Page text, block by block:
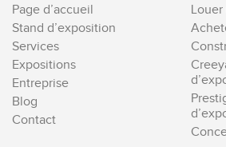
Page d’accueil
Stand d’exposition
Services
Expositions
Entreprise
Blog
Contact
Louer